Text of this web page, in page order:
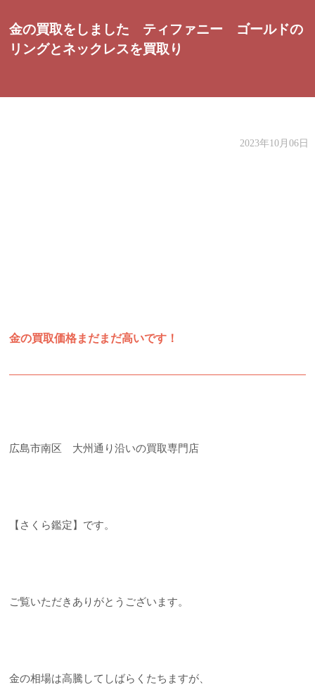
金の買取をしました ティファニー ゴールドの
リングとネックレスを買取り
2023年10月06日
金の買取価格まだまだ高いです！
広島市南区 大州通り沿いの買取専門店
【さくら鑑定】です。
ご覧いただきありがとうございます。
金の相場は高騰してしばらくたちますが、